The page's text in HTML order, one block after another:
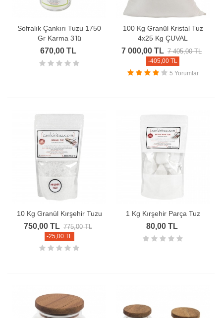
Sofralık Çankırı Tuzu 1750
Gr Karma 3’lü
670,00 TL
100 Kg Granül Kristal Tuz
4x25 Kg ÇUVAL
7 000,00 TL 7 405,00 TL
-405,00 TL
5 Yorumlar
10 Kg Granül Kırşehir Tuzu
750,00 TL 775,00 TL
-25,00 TL
1 Kg Kırşehir Parça Tuz
80,00 TL